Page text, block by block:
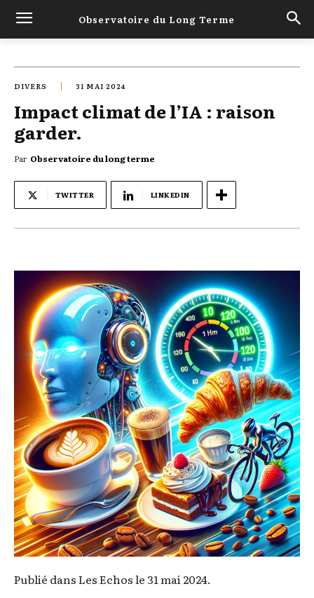
Observatoire du Long Terme
DIVERS 31 MAI 2024
Impact climat de l’IA : raison
garder.
Par Observatoire du long terme
TWITTER LINKEDIN
Publié dans Les Echos le 31 mai 2024.